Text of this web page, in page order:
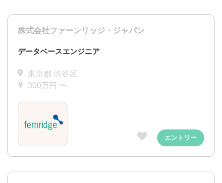
株式会社ファーンリッジ・ジャパン
データベースエンジニア
東京都 渋谷区
300万円 〜
エントリー